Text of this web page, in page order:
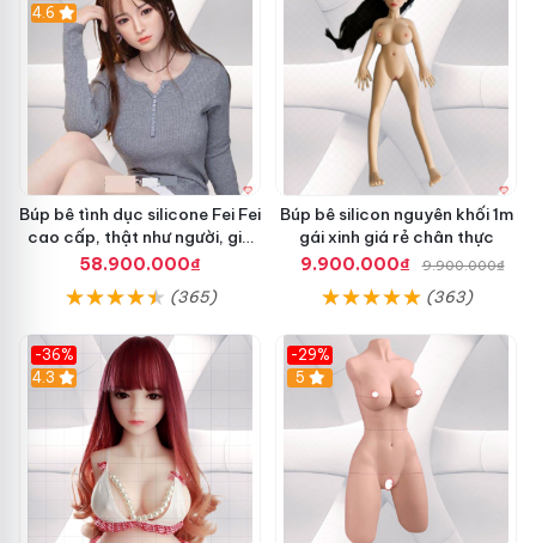
4.6
Búp bê tình dục silicone Fei Fei
cao cấp, thật như người, giá
tốt
58.900.000₫
(365)
Búp bê silicon nguyên khối 1m
gái xinh giá rẻ chân thực
9.900.000₫
9.900.000₫
(363)
-36%
4.3
-29%
5